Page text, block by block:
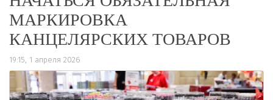
МАРКИРОВКА
КАНЦЕЛЯРСКИХ ТОВАРОВ
19:15, 1 апреля 2026